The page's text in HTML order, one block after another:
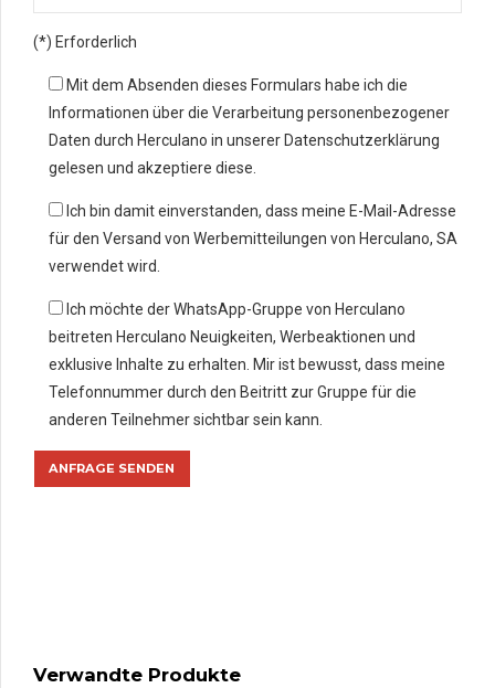
(*) Erforderlich
Mit dem Absenden dieses Formulars habe ich die
Informationen über die Verarbeitung personenbezogener
Daten durch Herculano in unserer Datenschutzerklärung
gelesen und akzeptiere diese.
Ich bin damit einverstanden, dass meine E-Mail-Adresse
für den Versand von Werbemitteilungen von Herculano, SA
verwendet wird.
Ich möchte der WhatsApp-Gruppe von Herculano
beitreten Herculano Neuigkeiten, Werbeaktionen und
exklusive Inhalte zu erhalten. Mir ist bewusst, dass meine
Telefonnummer durch den Beitritt zur Gruppe für die
anderen Teilnehmer sichtbar sein kann.
Verwandte Produkte